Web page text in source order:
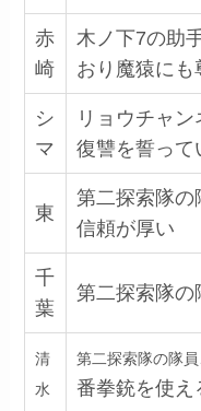
赤
崎
木ノ下7の助
おり魔猿にも
シ
マ
リョウチャ
復讐を誓って
東
第二探索隊の
信頼が厚い
千
葉
第二探索隊の
清
水
第二探索隊の隊
番拳銃を使え